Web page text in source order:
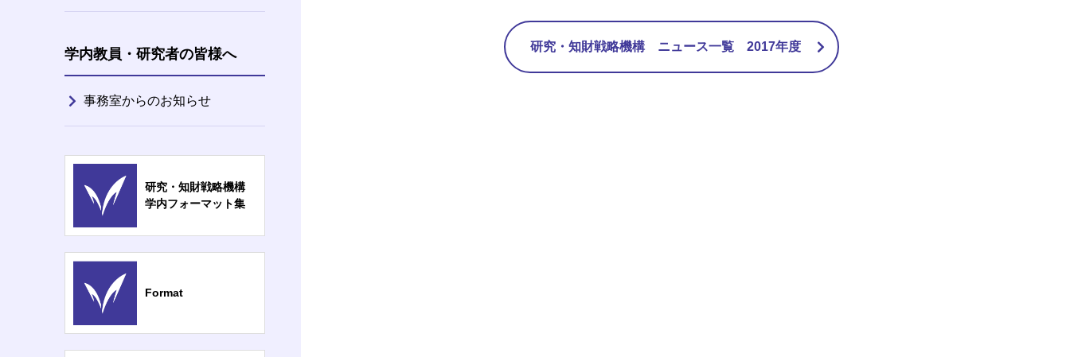
研究・知財戦略機構 ニュース一覧 2017年度
学内教員・研究者の皆様へ
事務室からのお知らせ
研究・知財戦略機構
学内フォーマット集
Format